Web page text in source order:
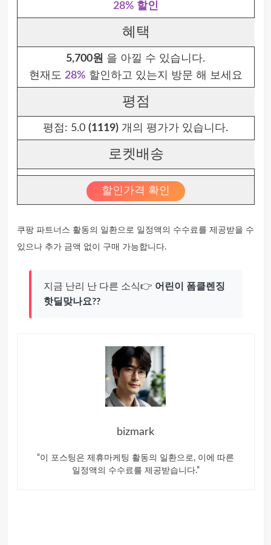
28% 할인
혜택
5,700원 을 아낄 수 있습니다.
현재도 28% 할인하고 있는지 방문 해 보세요
평점
평점: 5.0 (1119) 개의 평가가 있습니다.
로켓배송
할인가격 확인
쿠팡 파트너스 활동의 일환으로 일정액의 수수료를 제공받을 수
있으나 추가 금액 없이 구매 가능합니다.
지금 난리 난 다른 소식👉 어린이 폼클렌징
핫딜맞나요??
bizmark
“이 포스팅은 제휴마케팅 활동의 일환으로, 이에 따른
일정액의 수수료를 제공받습니다.”